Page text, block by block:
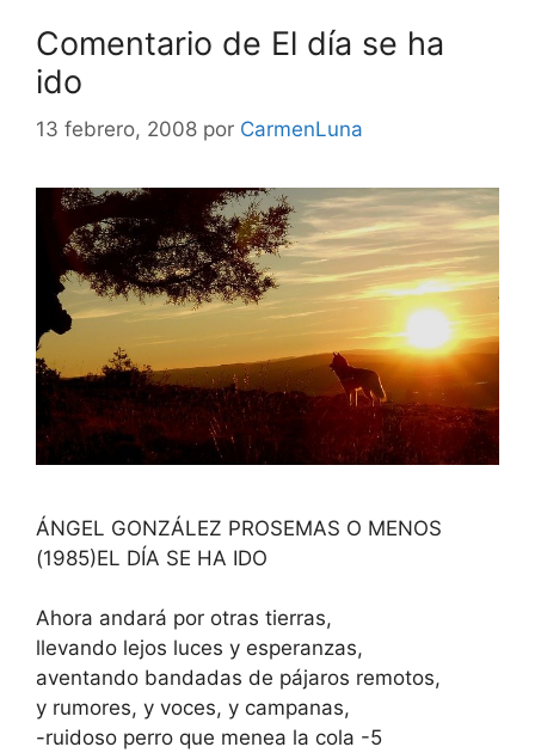
Comentario de El día se ha
ido
13 febrero, 2008 por CarmenLuna
ÁNGEL GONZÁLEZ PROSEMAS O MENOS
(1985)EL DÍA SE HA IDO
Ahora andará por otras tierras,
llevando lejos luces y esperanzas,
aventando bandadas de pájaros remotos,
y rumores, y voces, y campanas,
-ruidoso perro que menea la cola -5